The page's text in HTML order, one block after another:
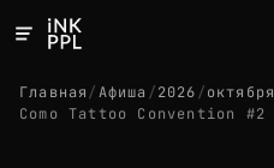
Главная/Афиша /2026/октября
Como Tattoo Convention #2